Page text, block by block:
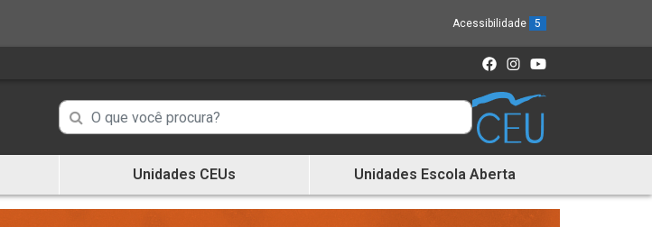
Acessibilidade 5
Campo
de
de
Campo
de
Busca
informações
Unidades CEUs Unidades Escola Aberta